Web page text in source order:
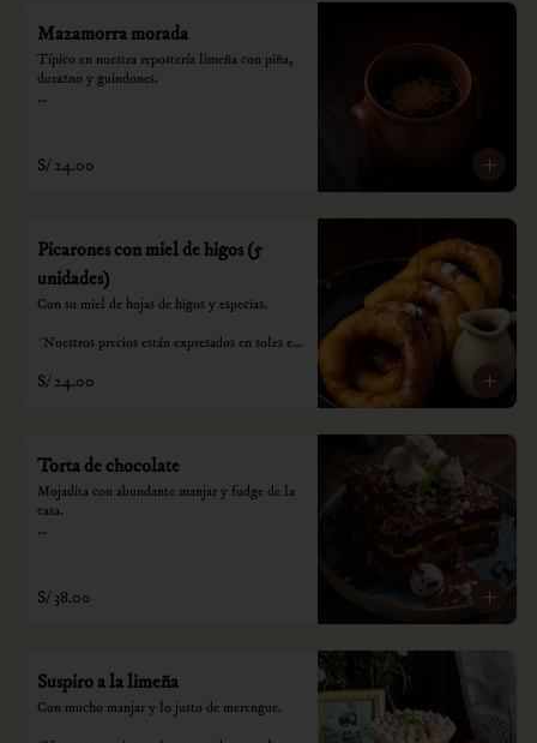
Mazamorra morada
Típico en nuestra repostería limeña con piña,
durazno y guindones.
consumo.
S/ 24.00
Picarones con miel de higos (5
unidades)
Con su miel de hojas de higos y especias.
*Nuestros precios están expresados en soles e
consumo.
S/ 24.00
Torta de chocolate
Mojadita con abundante manjar y fudge de la
casa.
consumo.
S/ 38.00
Suspiro a la limeña
Con mucho manjar y lo justo de merengue.